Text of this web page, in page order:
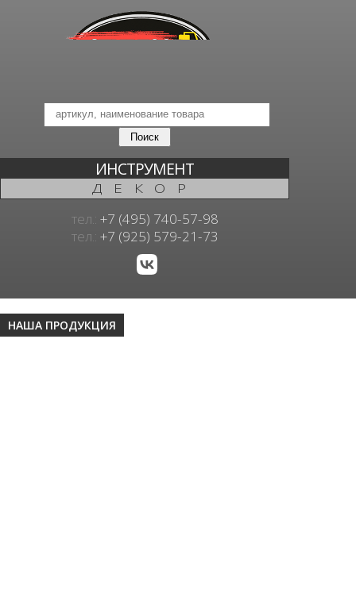
ИНСТРУМЕНТ
ДЕКОР
тел.: +7 (495) 740-57-98
тел.: +7 (925) 579-21-73
НАША ПРОДУКЦИЯ